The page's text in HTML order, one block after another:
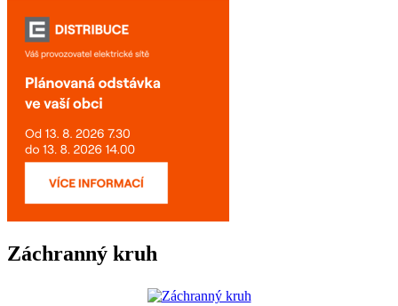
Záchranný kruh